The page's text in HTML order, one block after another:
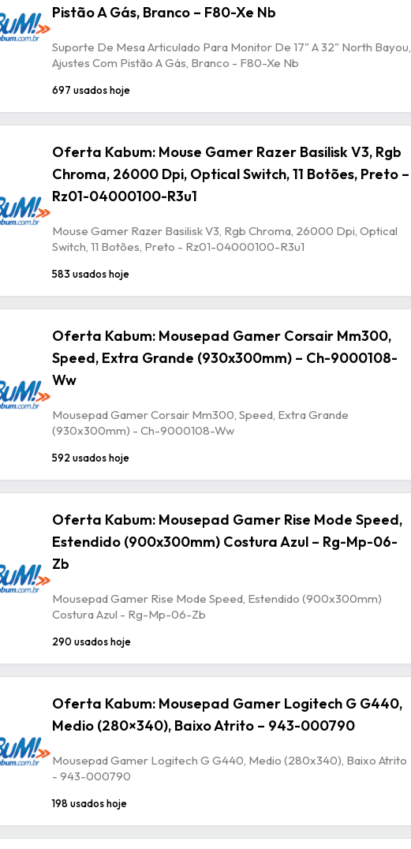
Pistão A Gás, Branco – F80-Xe Nb
Suporte De Mesa Articulado Para Monitor De 17" A 32" North Bayou,
Ajustes Com Pistão A Gás, Branco - F80-Xe Nb
697 usados hoje
Oferta Kabum: Mouse Gamer Razer Basilisk V3, Rgb
Chroma, 26000 Dpi, Optical Switch, 11 Botões, Preto –
Rz01-04000100-R3u1
Mouse Gamer Razer Basilisk V3, Rgb Chroma, 26000 Dpi, Optical
Switch, 11 Botões, Preto - Rz01-04000100-R3u1
583 usados hoje
Oferta Kabum: Mousepad Gamer Corsair Mm300,
Speed, Extra Grande (930x300mm) – Ch-9000108-
Ww
Mousepad Gamer Corsair Mm300, Speed, Extra Grande
(930x300mm) - Ch-9000108-Ww
592 usados hoje
Oferta Kabum: Mousepad Gamer Rise Mode Speed,
Estendido (900x300mm) Costura Azul – Rg-Mp-06-
Zb
Mousepad Gamer Rise Mode Speed, Estendido (900x300mm)
Costura Azul - Rg-Mp-06-Zb
290 usados hoje
Oferta Kabum: Mousepad Gamer Logitech G G440,
Medio (280×340), Baixo Atrito – 943-000790
Mousepad Gamer Logitech G G440, Medio (280x340), Baixo Atrito
- 943-000790
198 usados hoje